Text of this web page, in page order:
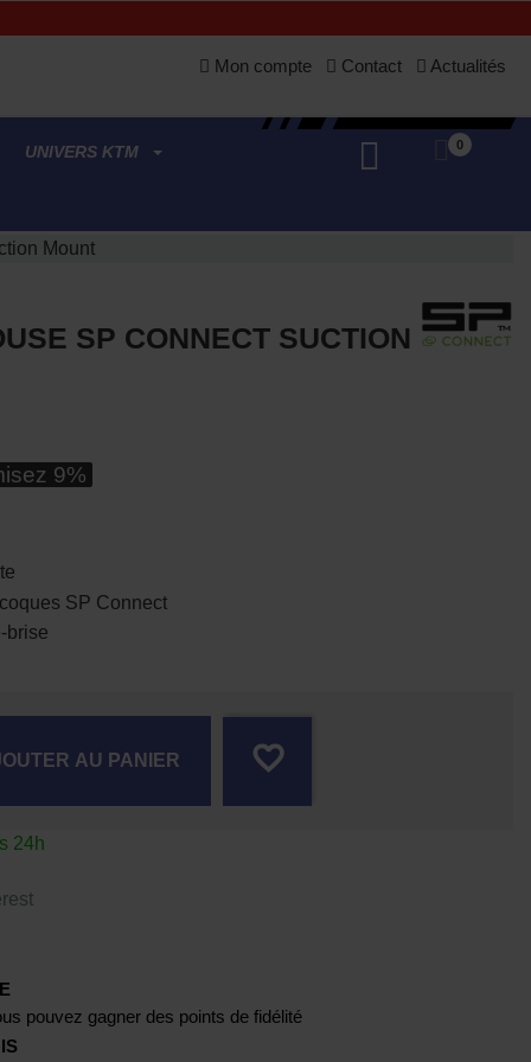
Mon compte Contact Actualités
UNIVERS KTM 0
Mount
SP CONNECT SUCTION
9%
SP Connect
brise
AU PANIER favorite_border
24h
pouvez gagner des points de fidélité